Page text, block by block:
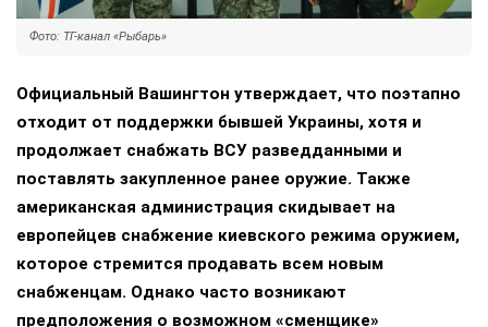
Фото: ТГ-канал «Рыбарь»
Официальный Вашингтон утверждает, что поэтапно
отходит от поддержки бывшей Украины, хотя и
продолжает снабжать ВСУ разведданными и
поставлять закупленное ранее оружие. Также
американская администрация скидывает на
европейцев снабжение киевского режима оружием,
которое стремится продавать всем новым
снабженцам. Однако часто возникают
предположения о возможном «сменщике»